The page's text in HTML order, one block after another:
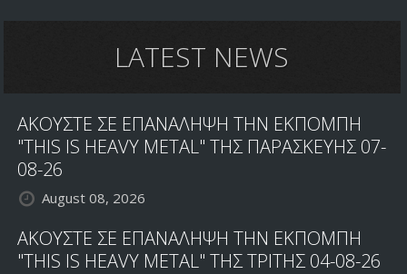
ΣΚΟΤΕΙΝΙΑΣ
LATEST NEWS
ΑΚΟΥΣΤΕ ΣΕ ΕΠΑΝΑΛΗΨΗ ΤΗΝ ΕΚΠΟΜΠΗ
"THIS IS HEAVY METAL" ΤΗΣ ΠΑΡΑΣΚΕΥΗΣ 07-
08-26
August 08, 2026
ΑΚΟΥΣΤΕ ΣΕ ΕΠΑΝΑΛΗΨΗ ΤΗΝ ΕΚΠΟΜΠΗ
"THIS IS HEAVY METAL" ΤΗΣ ΤΡΙΤΗΣ 04-08-26